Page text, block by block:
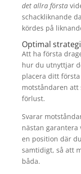
det allra första
schackliknande
kördes på
Optimal
Att ha första
hur du utnyttjar
placera ditt
motståndaren att
förlust.
Svarar
nästan garantera
en position där
samtidigt, så att
båda.